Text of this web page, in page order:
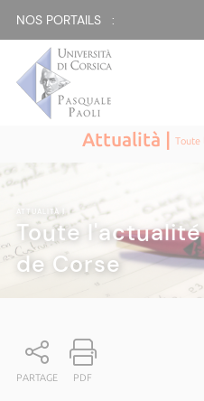
NOS PORTAILS :
Attualità |Toute
ATTUALITÀ|
Toute
de Corse
PARTAGE PDF